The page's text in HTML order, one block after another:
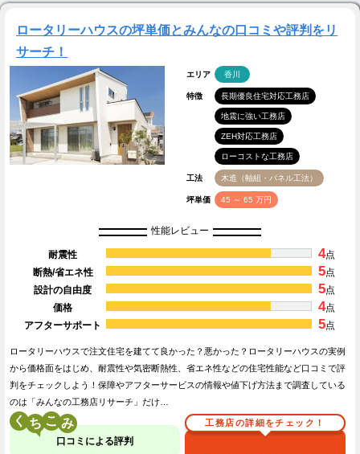
ロータリーハウスの坪単価とみんなの口コミや評判をリ
サーチ！
エリア 香川
特徴 長期優良住宅対応工務店
地震に強い工務店
ZEH対応工務店
ローコストな工務店
工法 木造（軸組・パネル工法）
坪単価 45 ～ 65 万円
性能レビュー
耐震性 4点
断熱/省エネ性
5点
設計の自由度
5点
価格
4点
アフターサポート
5点
ロータリーハウスで注文住宅を建てて良かった？悪かった？ロータリーハウスの実例
から価格面をはじめ、耐震性や気密断熱性、省エネ性などの住宅性能など口コミで評
判をチェックしよう！保障やアフターサービスの情報や値下げ方法まで調査している
のは「みんなの工務店リサーチ」だけ…
く こ
口コミによる評判
工務店の詳細をチェック！